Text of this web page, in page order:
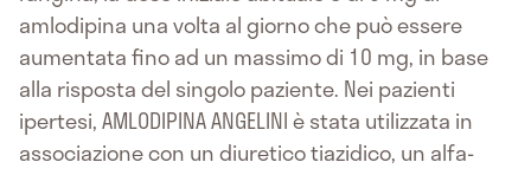
amlodipina una volta al giorno che può essere
aumentata fino ad un massimo di 10 mg, in base
alla risposta del singolo paziente. Nei pazienti
ipertesi, AMLODIPINA ANGELINI è stata utilizzata in
associazione con un diuretico tiazidico, un alfa-